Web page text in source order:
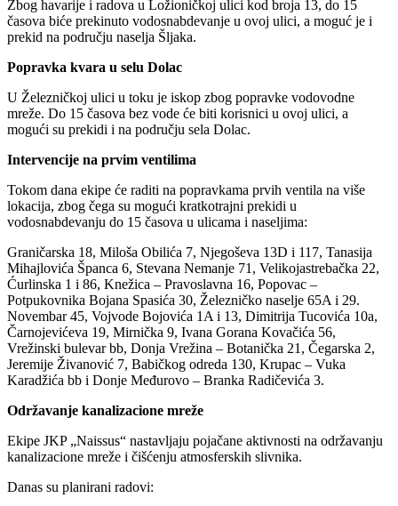
Zbog havarije i radova u Ložioničkoj ulici kod broja 13, do 15
časova biće prekinuto vodosnabdevanje u ovoj ulici, a moguć je i
prekid na području naselja Šljaka.
Popravka kvara u selu Dolac
U Železničkoj ulici u toku je iskop zbog popravke vodovodne
mreže. Do 15 časova bez vode će biti korisnici u ovoj ulici, a
mogući su prekidi i na području sela Dolac.
Intervencije na prvim ventilima
Tokom dana ekipe će raditi na popravkama prvih ventila na više
lokacija, zbog čega su mogući kratkotrajni prekidi u
vodosnabdevanju do 15 časova u ulicama i naseljima:
Graničarska 18, Miloša Obilića 7, Njegoševa 13D i 117, Tanasija
Mihajlovića Španca 6, Stevana Nemanje 71, Velikojastrebačka 22,
Ćurlinska 1 i 86, Knežica – Pravoslavna 16, Popovac –
Potpukovnika Bojana Spasića 30, Železničko naselje 65A i 29.
Novembar 45, Vojvode Bojovića 1A i 13, Dimitrija Tucovića 10a,
Čarnojevićeva 19, Mirnička 9, Ivana Gorana Kovačića 56,
Vrežinski bulevar bb, Donja Vrežina – Botanička 21, Čegarska 2,
Jeremije Živanović 7, Babičkog odreda 130, Krupac – Vuka
Karadžića bb i Donje Međurovo – Branka Radičevića 3.
Održavanje kanalizacione mreže
Ekipe JKP „Naissus“ nastavljaju pojačane aktivnosti na održavanju
kanalizacione mreže i čišćenju atmosferskih slivnika.
Danas su planirani radovi: